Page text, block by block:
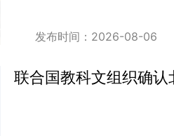
发布时间：2026-08-06
联合国教科文组织确